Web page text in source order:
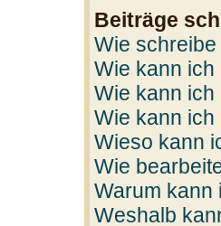
Beiträge
Wie
Wie kann
Wie kann ich
Wie kann
Wieso kann
Wie
Warum kann
Weshalb